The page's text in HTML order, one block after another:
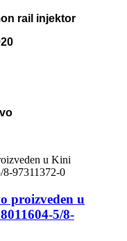
rail injektor
proizveden u
5/8-